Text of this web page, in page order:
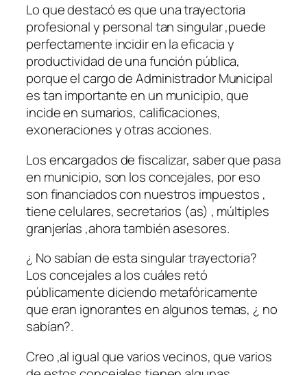
Lo que destacó es que una trayectoria
profesional y personal tan singular ,puede
perfectamente incidir en la eficacia y
productividad de una función pública,
porque el cargo de Administrador Municipal
es tan importante en un municipio, que
incide en sumarios, calificaciones,
exoneraciones y otras acciones.
Los encargados de fiscalizar, saber que pasa
en municipio, son los concejales, por eso
son financiados con nuestros impuestos ,
tiene celulares, secretarios (as) , múltiples
granjerías ,ahora también asesores.
¿ No sabían de esta singular trayectoria?
Los concejales a los cuáles retó
públicamente diciendo metafóricamente
que eran ignorantes en algunos temas, ¿ no
sabían?.
Creo ,al igual que varios vecinos, que varios